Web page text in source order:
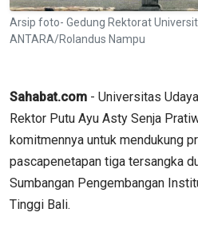
Arsip foto- Gedung Rektorat
ANTARA/Rolandus Nampu
Sahabat.com - Universitas
Rektor Putu Ayu Asty Senja
komitmennya untuk mendukung
pascapenetapan tiga tersangka
Sumbangan Pengembangan
Tinggi Bali.